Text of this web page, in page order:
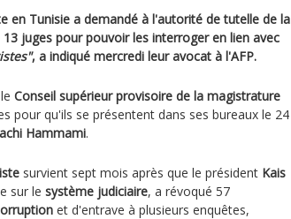
en Tunisie a demandé à l'autorité de tutelle de la
juges pour pouvoir les interroger en lien avec
, a indiqué mercredi leur avocat à l'AFP.
Conseil supérieur provisoire de la magistrature
pour qu'ils se présentent dans ses bureaux le 24
Hammami.
survient sept mois après que le président Kais
sur le système judiciaire, a révoqué 57
et d'entrave à plusieurs enquêtes,